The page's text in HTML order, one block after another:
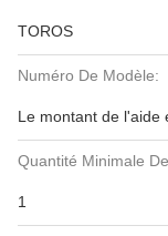
TOROS
Numéro De Modèle:
Le montant de l'aide
Quantité Minimale
1